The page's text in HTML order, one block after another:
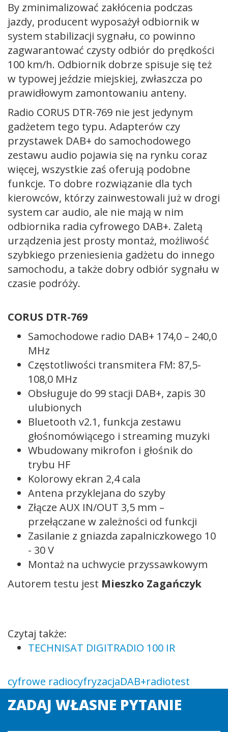
By zminimalizować zakłócenia podczas
jazdy, producent wyposażył odbiornik w
system stabilizacji sygnału, co powinno
zagwarantować czysty odbiór do prędkości
100 km/h. Odbiornik dobrze spisuje się też
w typowej jeździe miejskiej, zwłaszcza po
prawidłowym zamontowaniu anteny.
Radio CORUS DTR-769 nie jest jedynym
gadżetem tego typu. Adapterów czy
przystawek DAB+ do samochodowego
zestawu audio pojawia się na rynku coraz
więcej, wszystkie zaś oferują podobne
funkcje. To dobre rozwiązanie dla tych
kierowców, którzy zainwestowali już w drogi
system car audio, ale nie mają w nim
odbiornika radia cyfrowego DAB+. Zaletą
urządzenia jest prosty montaż, możliwość
szybkiego przeniesienia gadżetu do innego
samochodu, a także dobry odbiór sygnału w
czasie podróży.
CORUS DTR-769
Samochodowe radio DAB+ 174,0 – 240,0
MHz
Częstotliwości transmitera FM: 87,5-
108,0 MHz
Obsługuje do 99 stacji DAB+, zapis 30
ulubionych
Bluetooth v2.1, funkcja zestawu
głośnomówiącego i streaming muzyki
Wbudowany mikrofon i głośnik do
trybu HF
Kolorowy ekran 2,4 cala
Antena przyklejana do szyby
Złącze AUX IN/OUT 3,5 mm –
przełączane w zależności od funkcji
Zasilanie z gniazda zapalniczkowego 10
- 30 V
Montaż na uchwycie przyssawkowym
Autorem testu jest Mieszko Zagańczyk
Czytaj także:
TECHNISAT DIGITRADIO 100 IR
cyfrowe radiocyfryzacjaDAB+radiotest
ZADAJ WŁASNE PYTANIE